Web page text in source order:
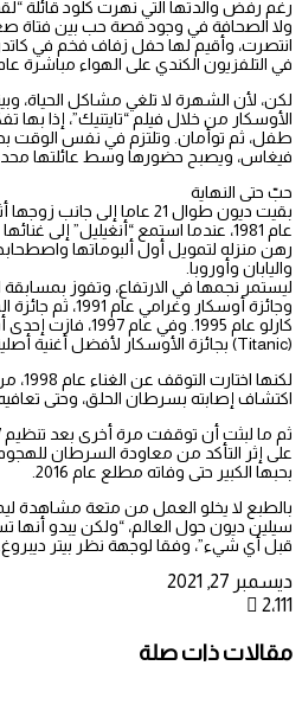
رغم رفض والدتها التي نهرت كلود قائلة
ولا الصحافة في وجود قصة حب بين فتاة
انتصرت، وأقيم لها حفل زفاف فخم في
في التلفزيون الكندي على الهواء مباشرة عام
لكن، لأن الشهرة لا تلغي مشاكل الحياة،
الأوسكار من خلال فيلم “تايتنيك”، إذا بها
طفل، ثم توأمان. وتلتزم في نفس الوقت
فيغاس، ويصبح حضورها وسط عائلتها
حبّ حتى النهاية
بقيت ديون طوال 21 عاما إلى
رهن منزله لتمويل أول ألبوماتها
واليابان وأوروبا.
وجائزة أوسكار
كارلو عام 1995. وفي
(Titanic) بجائزة الأوسكار لأفضل أغنية أصلية.
لكنها
اكتشاف إصابته بسرطان الحلق، وحتى تعافيه
بحبها الكبير حتى وفاته مطلع عام 2016.
بالطبع لا يخلو العمل من متعة مشاهدة
سيلين ديون حول العالم، “ولكن يبدو
قبل أي شيء”، وفقا لوجهة نظر بيتر
ديسمبر 27, 2021
2٬111
مقالات ذات صلة